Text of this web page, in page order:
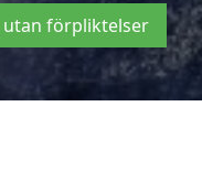
utan förpliktelser